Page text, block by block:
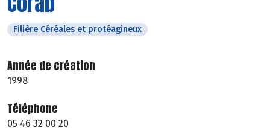
Filière Céréales et protéagineux
Année de création
1998
Téléphone
05 46 32 00 20